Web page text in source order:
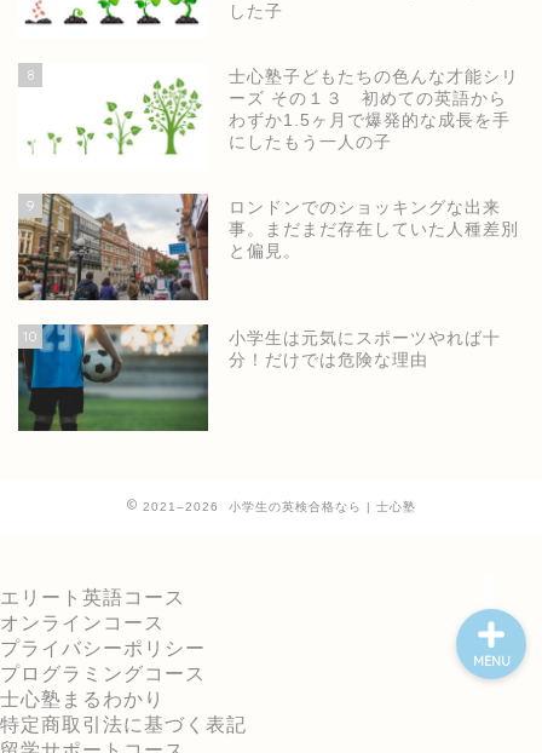
した子
8
士心塾子どもたちの色んな才能シリ
ーズ その１３ 初めての英語から
わずか1.5ヶ月で爆発的な成長を手
にしたもう一人の子
9
ロンドンでのショッキングな出来
事。まだまだ存在していた人種差別
と偏見。
10
小学生は元気にスポーツやれば十
分！だけでは危険な理由
2021–2026 小学生の英検合格なら | 士心塾
エリート英語コース
オンラインコース
プライバシーポリシー
プログラミングコース
士心塾まるわかり
特定商取引法に基づく表記
MENU